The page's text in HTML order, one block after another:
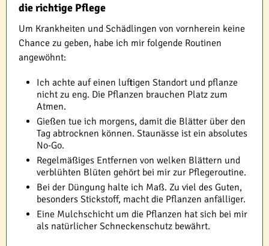
die richtige Pflege
Um Krankheiten und Schädlingen von vornherein keine
Chance zu geben, habe ich mir folgende Routinen
angewöhnt:
Ich achte auf einen luftigen Standort und pflanze
nicht zu eng. Die Pflanzen brauchen Platz zum
Atmen.
Gießen tue ich morgens, damit die Blätter über den
Tag abtrocknen können. Staunässe ist ein absolutes
No-Go.
Regelmäßiges Entfernen von welken Blättern und
verblühten Blüten gehört bei mir zur Pflegeroutine.
Bei der Düngung halte ich Maß. Zu viel des Guten,
besonders Stickstoff, macht die Pflanzen anfälliger.
Eine Mulchschicht um die Pflanzen hat sich bei mir
als natürlicher Schneckenschutz bewährt.